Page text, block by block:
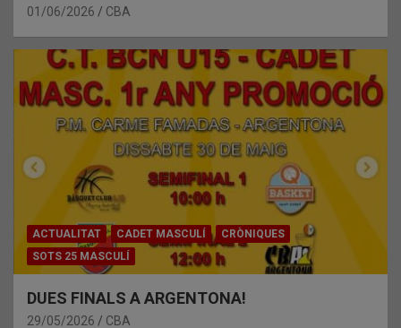
01/06/2026 CBA
ACTUALITAT CADET MASCULÍ
CRÒNIQUES
SOTS 25 MASCULÍ
DUES FINALS A ARGENTONA!
29/05/2026 CBA